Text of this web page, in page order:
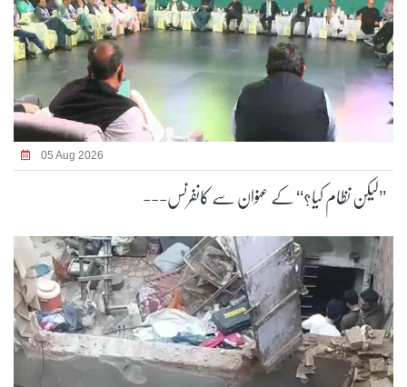
05 Aug 2026
’’لیکن نظام کیا؟‘‘ کے عنوان سے کانفرنس---